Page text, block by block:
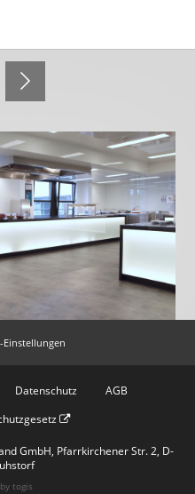
Datenschutz
AGB
GmbH, Pfarrkirchener Str. 2, D-
togis